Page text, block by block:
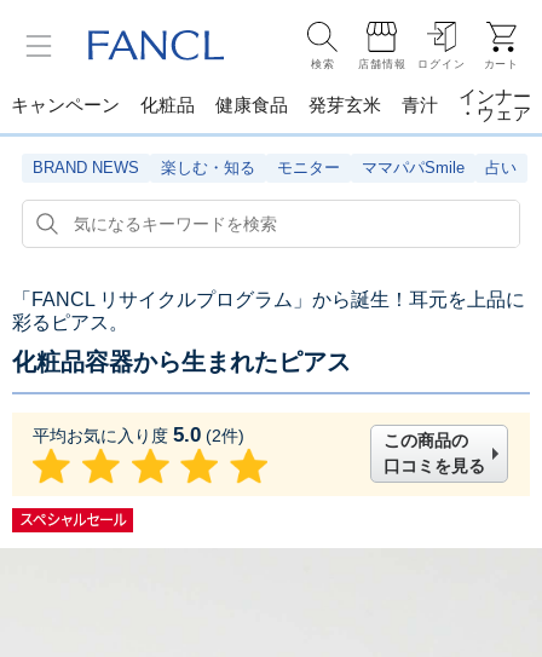
検索 店舗情報 ログイン カート
キャンペーン 化粧品 健康食品 発芽玄米 青汁
インナー
・ウェア
BRAND NEWS 楽しむ・知る モニター ママパパSmile 占い
「FANCL リサイクルプログラム」から誕生！耳元を上品に
彩るピアス。
化粧品容器から生まれたピアス
平均お気に入り度 5.0 (2件)
この商品の
口コミを見る